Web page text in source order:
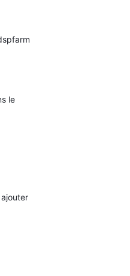
le